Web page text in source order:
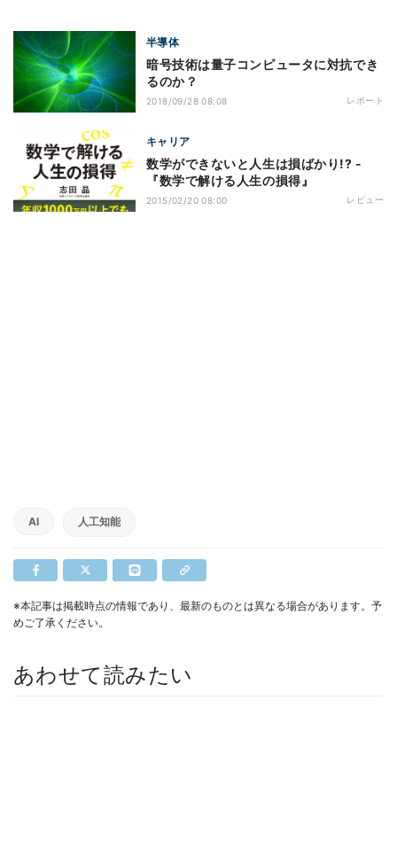
半導体
暗号技術は量子コンピュータに対抗でき
るのか？
2018/09/28 08:08 レポート
キャリア
数学ができないと人生は損ばかり!? -
『数学で解ける人生の損得』
2015/02/20 08:00 レビュー
AI 人工知能
※本記事は掲載時点の情報であり、最新のものとは異なる場合があります。予
めご了承ください。
あわせて読みたい